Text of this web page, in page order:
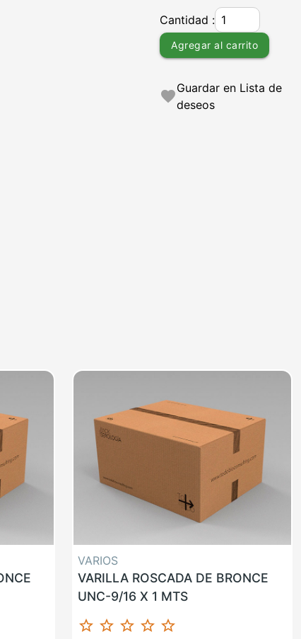
Cantidad :
Agregar al carrito
favoriteGuardar en Lista de
deseos
VARIOS
VARILLA ROSCADA DE BRONCE
UNC-9/16 X 1 MTS
star_border star_border star_border star_border star_border